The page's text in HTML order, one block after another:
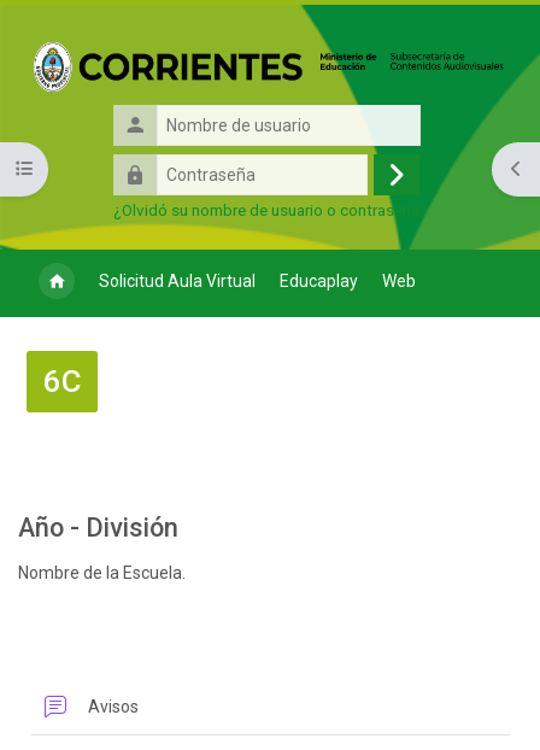
Nombre
de
usuario
Contraseña
Acceder
¿Olvidó su nombre de usuario o contraseña?
Solicitud Aula Virtual Educaplay Web
Abrir índice del curso
6C
Perfilado de sección
Año - División
Nombre de la Escuela.
Avisos